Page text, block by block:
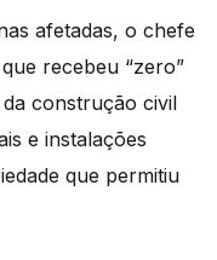
afetadas, o chefe
recebeu “zero”
construção civil
e instalações
que permitiu